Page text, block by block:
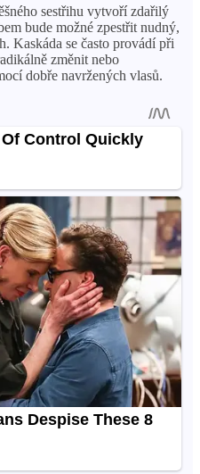
sestřihu vytvoří zdařilý
bude možné zpestřit nudný,
Kaskáda se často provádí při
změnit nebo
dobře navržených vlasů.